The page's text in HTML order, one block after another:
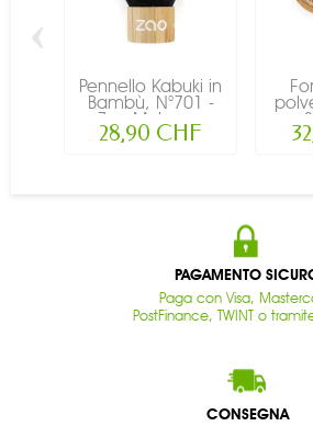
Pennello Kabuki in
Bambù, N°701 -
Zao Make-up
28,90 CHF
‹
PAGAMENTO
Paga con Visa,
PostFinance, TWINT o
CONSEGNA